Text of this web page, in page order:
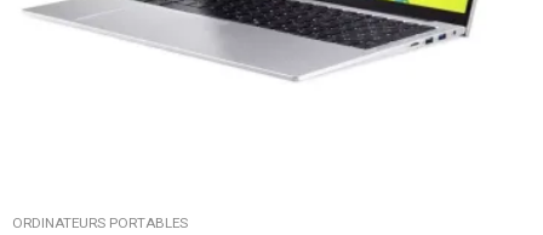
ORDINATEURS PORTABLES